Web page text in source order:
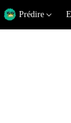
Prédire